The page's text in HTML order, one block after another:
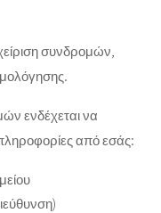
συνδρομών,
ενδέχεται να
από εσάς: